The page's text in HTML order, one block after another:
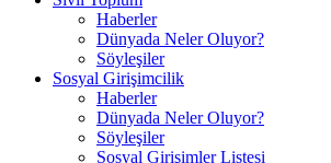
Haberler
Dünyada Neler Oluyor?
Söyleşiler
Sosyal Girişimcilik
Haberler
Dünyada Neler Oluyor?
Söyleşiler
Sosyal Girişimler Listesi